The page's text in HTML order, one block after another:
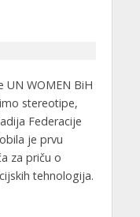
UN WOMEN BiH
stereotipe,
Federacije
je prvu
za priču o
tehnologija.